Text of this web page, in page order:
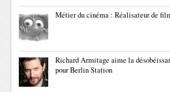
Métier du cinéma : Réalisateur de
Richard Armitage aime la
pour Berlin Station